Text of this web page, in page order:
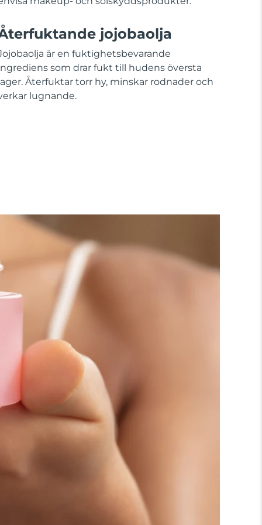
jojobaolja
är en fuktighetsbevarande
som drar fukt till hudens översta
Återfuktar torr hy, minskar rodnader och
lugnande.